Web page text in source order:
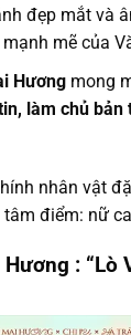
đẹp mắt và
mẽ của
Hươngmong
làm chủ bản
nhân vật
điểm: nữ
: “Lò